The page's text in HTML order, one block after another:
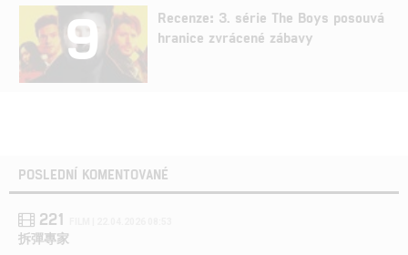
9
Recenze: 3. série The Boys posouvá
hranice zvrácené zábavy
POSLEDNÍ KOMENTOVANÉ
221
拆彈專家